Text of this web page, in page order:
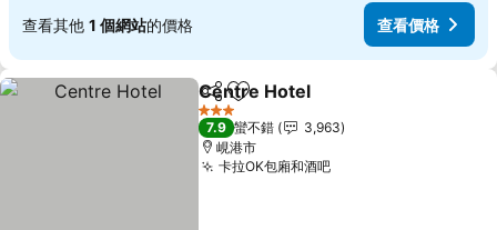
查看其他 1 個網站的價格 查看價格
分享 加入我的最愛
Centre Hotel
3 星級
7.9 蠻不錯
3,963
峴港市
卡拉OK包廂和酒吧